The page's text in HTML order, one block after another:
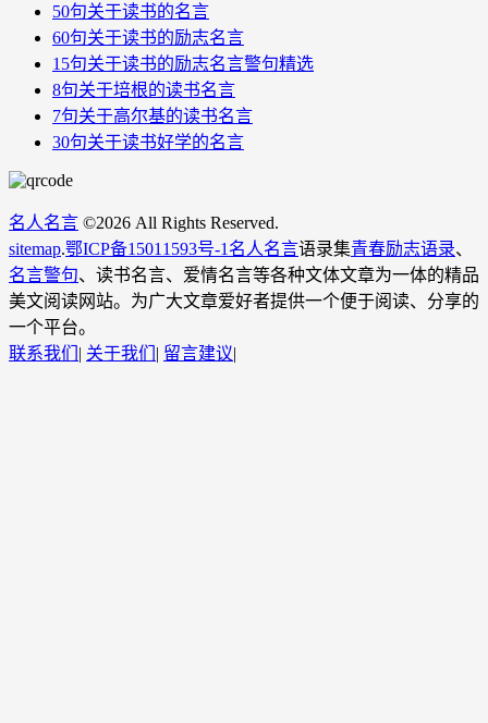
50句关于读书的名言
60句关于读书的励志名言
15句关于读书的励志名言警句精选
8句关于培根的读书名言
7句关于高尔基的读书名言
30句关于读书好学的名言
名人名言 ©2026 All Rights Reserved.
sitemap.鄂ICP备15011593号-1 名人名言语录集青春励志语录、
名言警句、读书名言、爱情名言等各种文体文章为一体的精品
美文阅读网站。为广大文章爱好者提供一个便于阅读、分享的
一个平台。
联系我们 | 关于我们 | 留言建议|